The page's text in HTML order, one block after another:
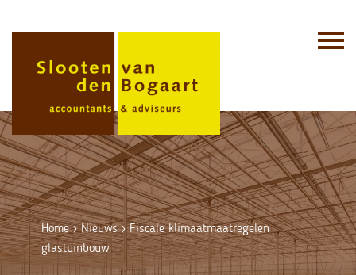
Home›Nieuws›Fiscale klimaatmaatregelen
glastuinbouw